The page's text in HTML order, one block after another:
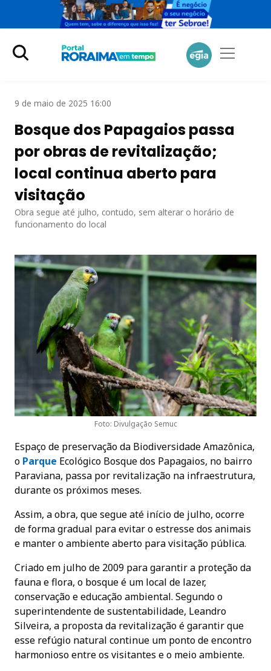
9 de maio de 2025 16:00
Bosque dos Papagaios passa
por obras de revitalização;
local continua aberto para
visitação
Obra segue até julho, contudo, sem alterar o horário de
funcionamento do local
Foto: Divulgação Semuc
Espaço de preservação da Biodiversidade Amazônica,
o Parque Ecológico Bosque dos Papagaios, no bairro
Paraviana, passa por revitalização na infraestrutura,
durante os próximos meses.
Assim, a obra, que segue até início de julho, ocorre
de forma gradual para evitar o estresse dos animais
e manter o ambiente aberto para visitação pública.
Criado em julho de 2009 para garantir a proteção da
fauna e flora, o bosque é um local de lazer,
conservação e educação ambiental. Segundo o
superintendente de sustentabilidade, Leandro
Silveira, a proposta da revitalização é garantir que
esse refúgio natural continue um ponto de encontro
harmonioso entre os visitantes e o meio ambiente.